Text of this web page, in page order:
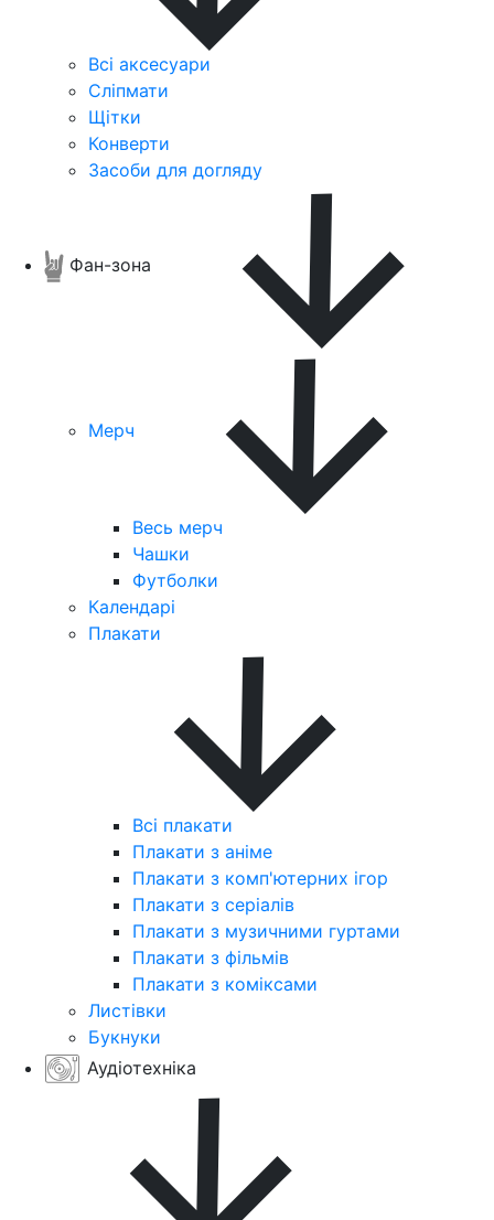
Всі аксесуари
Сліпмати
Щітки
Конверти
Засоби для догляду
Фан-зона
Мерч
Весь мерч
Чашки
Футболки
Календарі
Плакати
Всі плакати
Плакати з аніме
Плакати з комп'ютерних ігор
Плакати з серіалів
Плакати з музичними гуртами
Плакати з фільмів
Плакати з коміксами
Листівки
Букнуки
Аудіотехніка